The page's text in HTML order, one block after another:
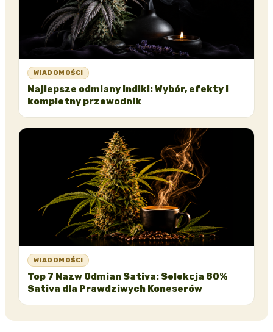
WIADOMOŚCI
Najlepsze odmiany indiki: Wybór, efekty i
kompletny przewodnik
WIADOMOŚCI
Top 7 Nazw Odmian Sativa: Selekcja 80%
Sativa dla Prawdziwych Koneserów